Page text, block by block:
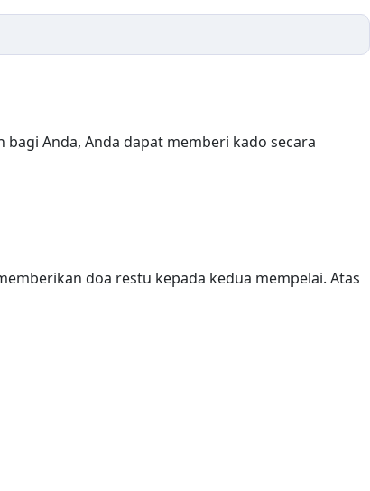
Anda, Anda dapat memberi kado secara
doa restu kepada kedua mempelai. Atas